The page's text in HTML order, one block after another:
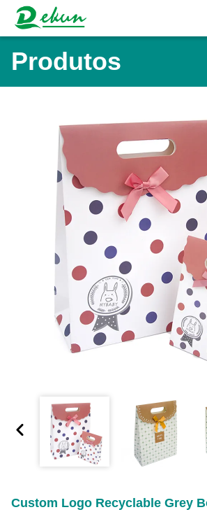
Produtos
Custom Logo Recyclable Grey